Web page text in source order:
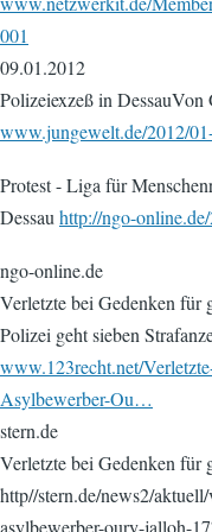
001
09.01.2012
Polizeiexzeß in DessauVon
www.jungewelt.de/2012/
Protest - Liga für
Dessau http://ngo-
ngo-online.de
Verletzte bei Gedenken für
Polizei geht sieben
www.123recht.net/
Asylbewerber-Ou…
stern.de
Verletzte bei Gedenken für
http//stern.de/news2/
asylbewerber-oury-jalloh-